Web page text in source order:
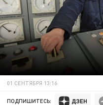
01 СЕНТЯБРЯ 13:16
ПОДПИШИТЕСЬ: